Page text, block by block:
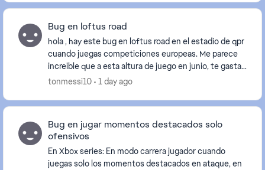
Bug en loftus road
hola , hay este bug en loftus road en el estadio de qpr
cuando juegas competiciones europeas. Me parece
increible que a esta altura de juego en junio, te gastas
80 euros y suceden este tipo de cosas....
tonmessi10 1 day ago
Bug en jugar momentos destacados solo
ofensivos
En Xbox series: En modo carrera jugador cuando
juegas solo los momentos destacados en ataque, en